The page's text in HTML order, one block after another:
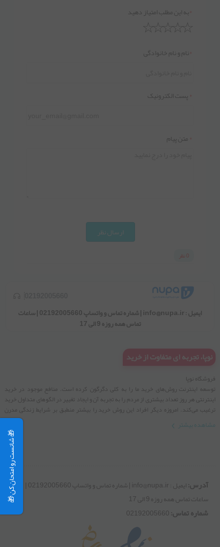
*به این مطلب امتیاز دهید
*نام و نام خانوادگی
* پست الکترونیک
* متن پیام
ارسال نظر
0 نظر
ایمیل : info@nupa.ir | شماره تماس و واتساپ 02192005660 | ساعات
تماس همه روزه 9 الی 17
02192005660